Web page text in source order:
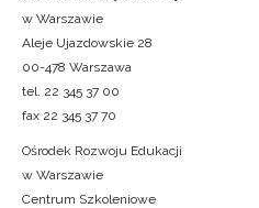
w Warszawie
Aleje Ujazdowskie 28
00-478 Warszawa
tel. 22 345 37 00
fax 22 345 37 70
Ośrodek Rozwoju Edukacji
w Warszawie
Centrum Szkoleniowe